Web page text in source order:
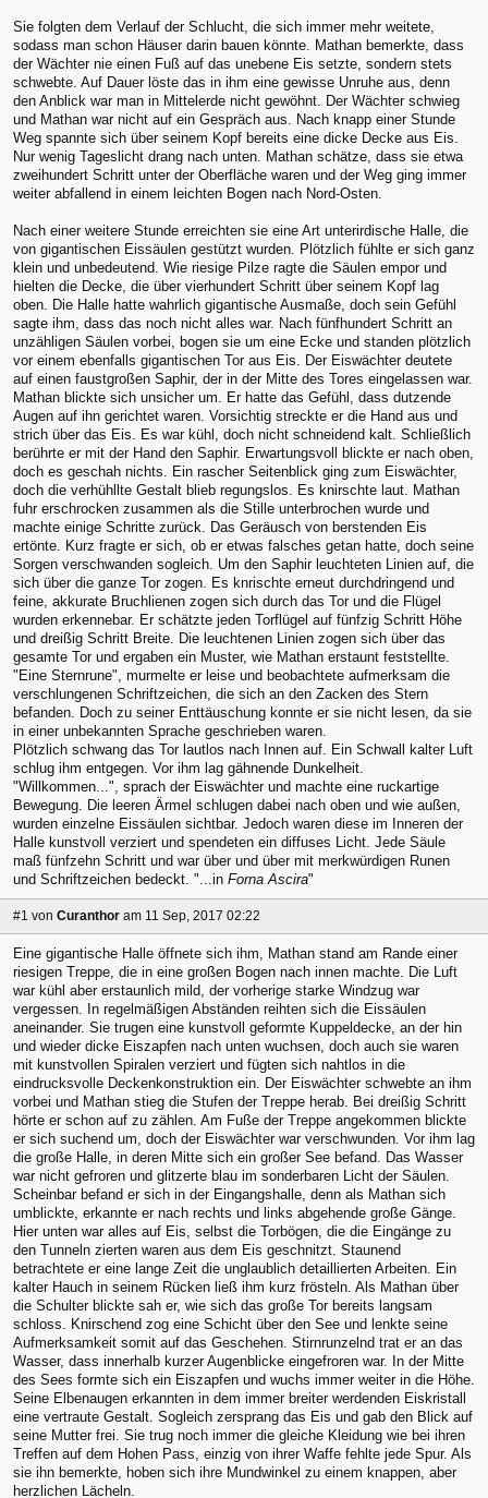
Sie folgten dem Verlauf der Schlucht, die sich immer mehr weitete,
sodass man schon Häuser darin bauen könnte. Mathan bemerkte, dass
der Wächter nie einen Fuß auf das unebene Eis setzte, sondern stets
schwebte. Auf Dauer löste das in ihm eine gewisse Unruhe aus, denn
den Anblick war man in Mittelerde nicht gewöhnt. Der Wächter schwieg
und Mathan war nicht auf ein Gespräch aus. Nach knapp einer Stunde
Weg spannte sich über seinem Kopf bereits eine dicke Decke aus Eis.
Nur wenig Tageslicht drang nach unten. Mathan schätze, dass sie etwa
zweihundert Schritt unter der Oberfläche waren und der Weg ging immer
weiter abfallend in einem leichten Bogen nach Nord-Osten.
Nach einer weitere Stunde erreichten sie eine Art unterirdische Halle, die
von gigantischen Eissäulen gestützt wurden. Plötzlich fühlte er sich ganz
klein und unbedeutend. Wie riesige Pilze ragte die Säulen empor und
hielten die Decke, die über vierhundert Schritt über seinem Kopf lag
oben. Die Halle hatte wahrlich gigantische Ausmaße, doch sein Gefühl
sagte ihm, dass das noch nicht alles war. Nach fünfhundert Schritt an
unzähligen Säulen vorbei, bogen sie um eine Ecke und standen plötzlich
vor einem ebenfalls gigantischen Tor aus Eis. Der Eiswächter deutete
auf einen faustgroßen Saphir, der in der Mitte des Tores eingelassen war.
Mathan blickte sich unsicher um. Er hatte das Gefühl, dass dutzende
Augen auf ihn gerichtet waren. Vorsichtig streckte er die Hand aus und
strich über das Eis. Es war kühl, doch nicht schneidend kalt. Schließlich
berührte er mit der Hand den Saphir. Erwartungsvoll blickte er nach oben,
doch es geschah nichts. Ein rascher Seitenblick ging zum Eiswächter,
doch die verhühllte Gestalt blieb regungslos. Es knirschte laut. Mathan
fuhr erschrocken zusammen als die Stille unterbrochen wurde und
machte einige Schritte zurück. Das Geräusch von berstenden Eis
ertönte. Kurz fragte er sich, ob er etwas falsches getan hatte, doch seine
Sorgen verschwanden sogleich. Um den Saphir leuchteten Linien auf, die
sich über die ganze Tor zogen. Es knrischte erneut durchdringend und
feine, akkurate Bruchlienen zogen sich durch das Tor und die Flügel
wurden erkennebar. Er schätzte jeden Torflügel auf fünfzig Schritt Höhe
und dreißig Schritt Breite. Die leuchtenen Linien zogen sich über das
gesamte Tor und ergaben ein Muster, wie Mathan erstaunt feststellte.
"Eine Sternrune", murmelte er leise und beobachtete aufmerksam die
verschlungenen Schriftzeichen, die sich an den Zacken des Stern
befanden. Doch zu seiner Enttäuschung konnte er sie nicht lesen, da sie
in einer unbekannten Sprache geschrieben waren.
Plötzlich schwang das Tor lautlos nach Innen auf. Ein Schwall kalter Luft
schlug ihm entgegen. Vor ihm lag gähnende Dunkelheit.
"Willkommen...", sprach der Eiswächter und machte eine ruckartige
Bewegung. Die leeren Ärmel schlugen dabei nach oben und wie außen,
wurden einzelne Eissäulen sichtbar. Jedoch waren diese im Inneren der
Halle kunstvoll verziert und spendeten ein diffuses Licht. Jede Säule
maß fünfzehn Schritt und war über und über mit merkwürdigen Runen
und Schriftzeichen bedeckt. "...in Forna Ascira"
#1 von Curanthor am 11 Sep, 2017 02:22
Eine gigantische Halle öffnete sich ihm, Mathan stand am Rande einer
riesigen Treppe, die in eine großen Bogen nach innen machte. Die Luft
war kühl aber erstaunlich mild, der vorherige starke Windzug war
vergessen. In regelmäßigen Abständen reihten sich die Eissäulen
aneinander. Sie trugen eine kunstvoll geformte Kuppeldecke, an der hin
und wieder dicke Eiszapfen nach unten wuchsen, doch auch sie waren
mit kunstvollen Spiralen verziert und fügten sich nahtlos in die
eindrucksvolle Deckenkonstruktion ein. Der Eiswächter schwebte an ihm
vorbei und Mathan stieg die Stufen der Treppe herab. Bei dreißig Schritt
hörte er schon auf zu zählen. Am Fuße der Treppe angekommen blickte
er sich suchend um, doch der Eiswächter war verschwunden. Vor ihm lag
die große Halle, in deren Mitte sich ein großer See befand. Das Wasser
war nicht gefroren und glitzerte blau im sonderbaren Licht der Säulen.
Scheinbar befand er sich in der Eingangshalle, denn als Mathan sich
umblickte, erkannte er nach rechts und links abgehende große Gänge.
Hier unten war alles auf Eis, selbst die Torbögen, die die Eingänge zu
den Tunneln zierten waren aus dem Eis geschnitzt. Staunend
betrachtete er eine lange Zeit die unglaublich detaillierten Arbeiten. Ein
kalter Hauch in seinem Rücken ließ ihm kurz frösteln. Als Mathan über
die Schulter blickte sah er, wie sich das große Tor bereits langsam
schloss. Knirschend zog eine Schicht über den See und lenkte seine
Aufmerksamkeit somit auf das Geschehen. Stirnrunzelnd trat er an das
Wasser, dass innerhalb kurzer Augenblicke eingefroren war. In der Mitte
des Sees formte sich ein Eiszapfen und wuchs immer weiter in die Höhe.
Seine Elbenaugen erkannten in dem immer breiter werdenden Eiskristall
eine vertraute Gestalt. Sogleich zersprang das Eis und gab den Blick auf
seine Mutter frei. Sie trug noch immer die gleiche Kleidung wie bei ihren
Treffen auf dem Hohen Pass, einzig von ihrer Waffe fehlte jede Spur. Als
sie ihn bemerkte, hoben sich ihre Mundwinkel zu einem knappen, aber
herzlichen Lächeln.